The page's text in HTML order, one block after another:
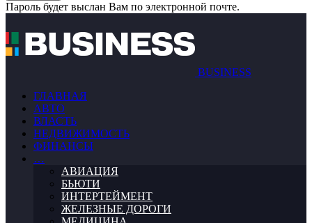
Пароль будет выслан Вам по электронной почте.
BUSINESS
ГЛАВНАЯ
АВТО
ВЛАСТЬ
НЕДВИЖИМОСТЬ
ФИНАНСЫ
…
АВИАЦИЯ
БЬЮТИ
ИНТЕРТЕЙМЕНТ
ЖЕЛЕЗНЫЕ ДОРОГИ